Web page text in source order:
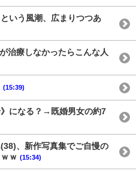
いう風潮、広まりつつあ
治療しなかったらこんな人
(15:39)
になる？→既婚男女の約7
、新作写真集でご自慢の
ｗ (15:34)